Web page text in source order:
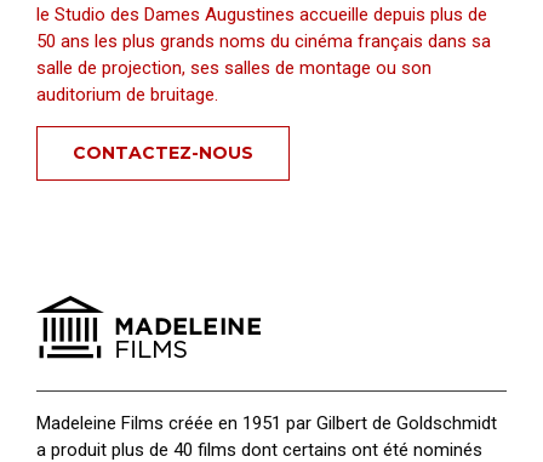
le Studio des Dames Augustines accueille depuis plus de
50 ans les plus grands noms du cinéma français dans sa
salle de projection, ses salles de montage ou son
auditorium de bruitage.
CONTACTEZ-NOUS
Madeleine Films créée en 1951 par Gilbert de Goldschmidt
a produit plus de 40 films dont certains ont été nominés